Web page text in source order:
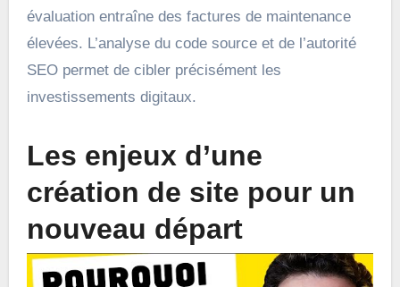
évaluation entraîne des factures de maintenance
élevées. L’analyse du code source et de l’autorité
SEO permet de cibler précisément les
investissements digitaux.
Les enjeux d’une
création de site pour un
nouveau départ